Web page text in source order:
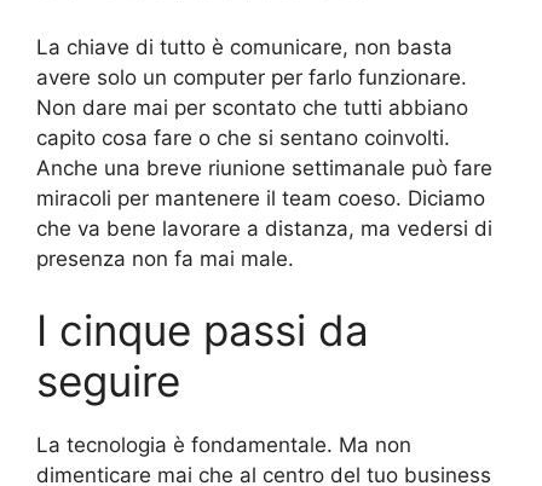
La chiave di tutto è comunicare, non basta
avere solo un computer per farlo funzionare.
Non dare mai per scontato che tutti abbiano
capito cosa fare o che si sentano coinvolti.
Anche una breve riunione settimanale può fare
miracoli per mantenere il team coeso. Diciamo
che va bene lavorare a distanza, ma vedersi di
presenza non fa mai male.
I cinque passi da
seguire
La tecnologia è fondamentale. Ma non
dimenticare mai che al centro del tuo business